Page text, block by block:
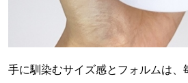
手に馴染むサイズ感とフォルムは、